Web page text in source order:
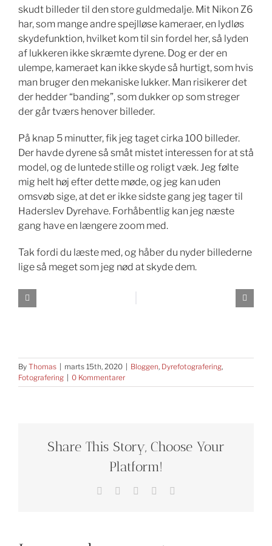
skudt billeder til den store guldmedalje. Mit Nikon Z6
har, som mange andre spejlløse kameraer, en lydløs
skydefunktion, hvilket kom til sin fordel her, så lyden
af lukkeren ikke skræmte dyrene. Dog er der en
ulempe, kameraet kan ikke skyde så hurtigt, som hvis
man bruger den mekaniske lukker. Man risikerer det
der hedder “banding”, som dukker op som streger
der går tværs henover billeder.
På knap 5 minutter, fik jeg taget cirka 100 billeder.
Der havde dyrene så småt mistet interessen for at stå
model, og de luntede stille og roligt væk. Jeg følte
mig helt høj efter dette møde, og jeg kan uden
omsvøb sige, at det er ikke sidste gang jeg tager til
Haderslev Dyrehave. Forhåbentlig kan jeg næste
gang have en længere zoom med.
Tak fordi du læste med, og håber du nyder billederne
lige så meget som jeg nød at skyde dem.
By Thomas marts 15th, 2020 Bloggen, Dyrefotografering,
Fotografering
0 Kommentarer
Share This Story, Choose Your
Platform!
Facebook Reddit LinkedIn